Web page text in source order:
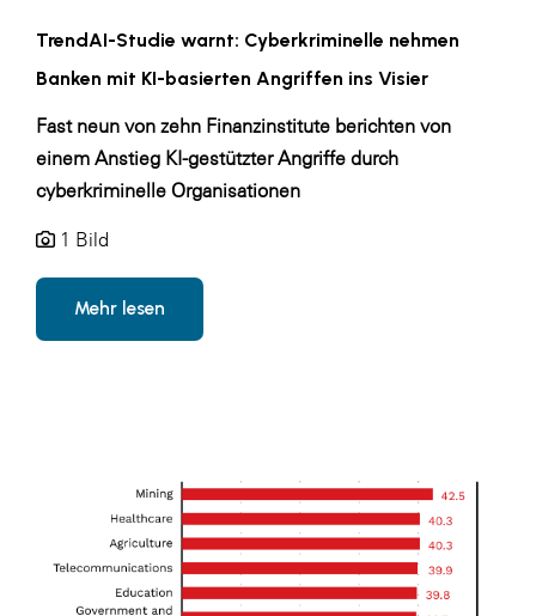
TrendAI-Studie warnt: Cyberkriminelle nehmen
Banken mit KI-basierten Angriffen ins Visier
Fast neun von zehn Finanzinstitute berichten von
einem Anstieg KI-gestützter Angriffe durch
cyberkriminelle Organisationen
1 Bild
Mehr lesen